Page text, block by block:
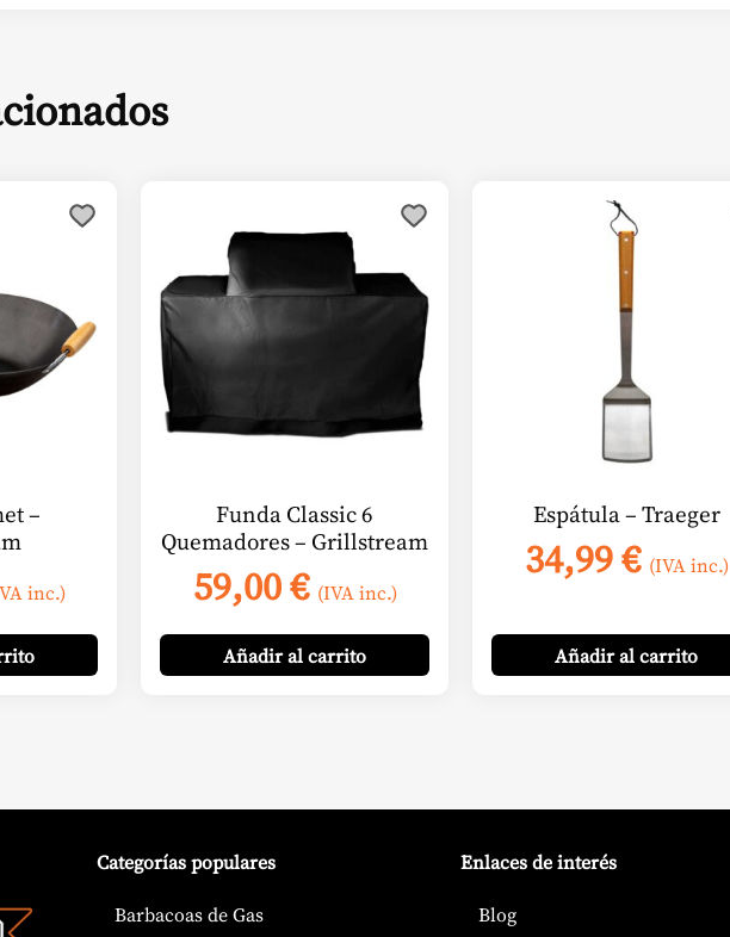
–
inc.)
Funda Classic 6
Quemadores – Grillstream
59,00€ (IVA inc.)
Añadiral carrito
Espátula – Traeger
34,99€ (IVA inc.)
Añadiral carrito
Categorías populares
Barbacoas de Gas
Enlaces de interés
Blog